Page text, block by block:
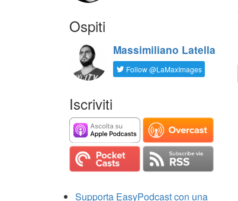
Ospiti
Massimiliano Latella
Follow @LaMaxImages
Iscriviti
Supporta EasyPodcast con una